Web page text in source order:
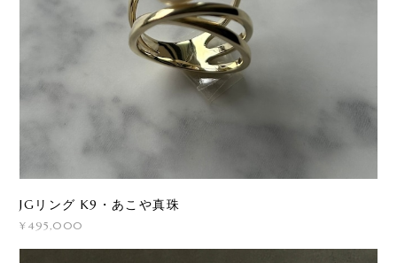
JGリング K9・あこや真珠
¥495,000